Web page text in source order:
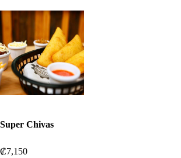
Super Chivas
₡7,150